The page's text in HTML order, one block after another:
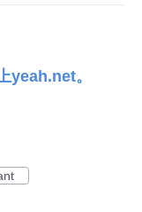
yeah.net。